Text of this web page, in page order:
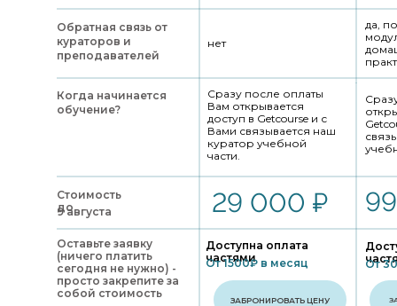
Оставьте заявку
(ничего платить
сегодня не нужно) -
просто закрепите за
собой стоимость
Когда начинается
обучение?
Обратная связь от
кураторов и
преподавателей
нет
Сразу после оплаты
Вам открывается
доступ в Getcourse и с
Вами связывается наш
куратор учебной
части.
да,
Доступна оплата
частями
От 1500₽ в месяц
29 000 ₽
От
ЗАБРОНИРОВАТЬ ЦЕНУ
Стоимость
до
9 августа